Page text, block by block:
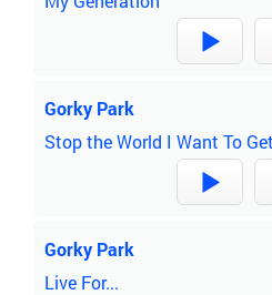
Gorky Park
Stop the World I Want To
Gorky Park
Live For...